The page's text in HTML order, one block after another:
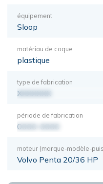
équipement
Sloop
matériau de coque
plastique
type de fabrication
XXXXXXX
période de fabrication
0000-0000
moteur (marque-modèle-
Volvo Penta 20/36 HP